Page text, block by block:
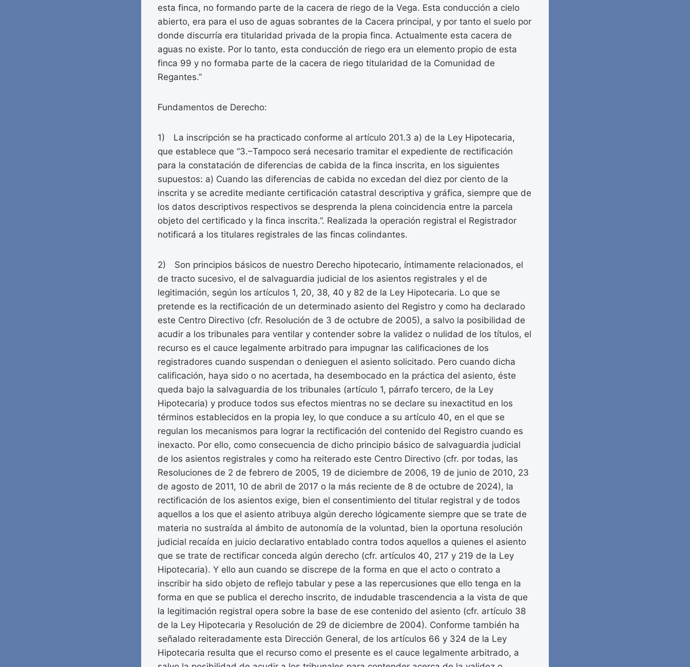
esta finca, no formando parte de la cacera de riego de la Vega. Esta conducción a cielo
abierto, era para el uso de aguas sobrantes de la Cacera principal, y por tanto el suelo por
donde discurría era titularidad privada de la propia finca. Actualmente esta cacera de
aguas no existe. Por lo tanto, esta conducción de riego era un elemento propio de esta
finca 99 y no formaba parte de la cacera de riego titularidad de la Comunidad de
Regantes.”
Fundamentos de Derecho:
1) La inscripción se ha practicado conforme al artículo 201.3 a) de la Ley Hipotecaria,
que establece que “3.–Tampoco será necesario tramitar el expediente de rectificación
para la constatación de diferencias de cabida de la finca inscrita, en los siguientes
supuestos: a) Cuando las diferencias de cabida no excedan del diez por ciento de la
inscrita y se acredite mediante certificación catastral descriptiva y gráfica, siempre que de
los datos descriptivos respectivos se desprenda la plena coincidencia entre la parcela
objeto del certificado y la finca inscrita.”. Realizada la operación registral el Registrador
notificará a los titulares registrales de las fincas colindantes.
2) Son principios básicos de nuestro Derecho hipotecario, íntimamente relacionados, el
de tracto sucesivo, el de salvaguardia judicial de los asientos registrales y el de
legitimación, según los artículos 1, 20, 38, 40 y 82 de la Ley Hipotecaria. Lo que se
pretende es la rectificación de un determinado asiento del Registro y como ha declarado
este Centro Directivo (cfr. Resolución de 3 de octubre de 2005), a salvo la posibilidad de
acudir a los tribunales para ventilar y contender sobre la validez o nulidad de los títulos, el
recurso es el cauce legalmente arbitrado para impugnar las calificaciones de los
registradores cuando suspendan o denieguen el asiento solicitado. Pero cuando dicha
calificación, haya sido o no acertada, ha desembocado en la práctica del asiento, éste
queda bajo la salvaguardia de los tribunales (artículo 1, párrafo tercero, de la Ley
Hipotecaria) y produce todos sus efectos mientras no se declare su inexactitud en los
términos establecidos en la propia ley, lo que conduce a su artículo 40, en el que se
regulan los mecanismos para lograr la rectificación del contenido del Registro cuando es
inexacto. Por ello, como consecuencia de dicho principio básico de salvaguardia judicial
de los asientos registrales y como ha reiterado este Centro Directivo (cfr. por todas, las
Resoluciones de 2 de febrero de 2005, 19 de diciembre de 2006, 19 de junio de 2010, 23
de agosto de 2011, 10 de abril de 2017 o la más reciente de 8 de octubre de 2024), la
rectificación de los asientos exige, bien el consentimiento del titular registral y de todos
aquellos a los que el asiento atribuya algún derecho lógicamente siempre que se trate de
materia no sustraída al ámbito de autonomía de la voluntad, bien la oportuna resolución
judicial recaída en juicio declarativo entablado contra todos aquellos a quienes el asiento
que se trate de rectificar conceda algún derecho (cfr. artículos 40, 217 y 219 de la Ley
Hipotecaria). Y ello aun cuando se discrepe de la forma en que el acto o contrato a
inscribir ha sido objeto de reflejo tabular y pese a las repercusiones que ello tenga en la
forma en que se publica el derecho inscrito, de indudable trascendencia a la vista de que
la legitimación registral opera sobre la base de ese contenido del asiento (cfr. artículo 38
de la Ley Hipotecaria y Resolución de 29 de diciembre de 2004). Conforme también ha
señalado reiteradamente esta Dirección General, de los artículos 66 y 324 de la Ley
Hipotecaria resulta que el recurso como el presente es el cauce legalmente arbitrado, a